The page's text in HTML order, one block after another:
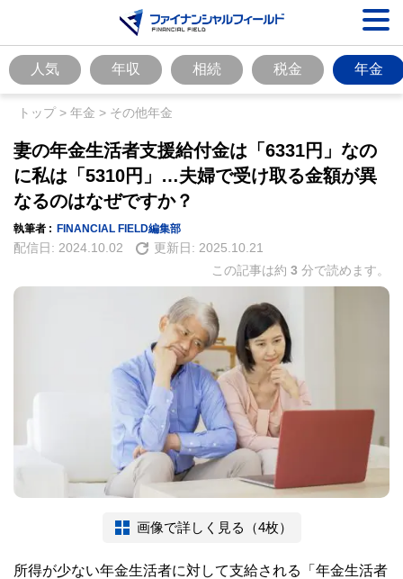
人気 年収 相続 税金 年金
トップ> 年金 > その他年金
妻の年金生活者支援給付金は「6331円」なの
に私は「5310円」…夫婦で受け取る金額が異
なるのはなぜですか？
執筆者 : FINANCIAL FIELD編集部
配信日: 2024.10.02 更新日: 2025.10.21
この記事は約 3 分で読めます。
画像で詳しく見る（4枚）
所得が少ない年金生活者に対して支給される「年金生活者